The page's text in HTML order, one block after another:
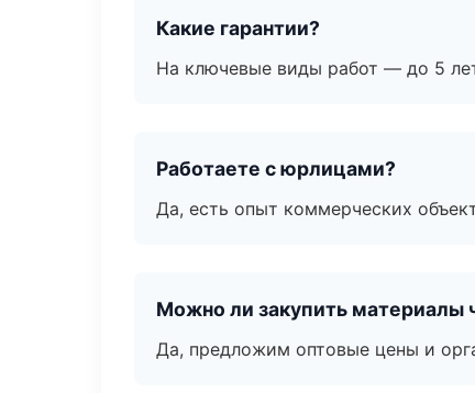
Какие гарантии?
На ключевые виды работ — до 5
Работаете с юрлицами?
Да, есть опыт коммерческих
Можно ли закупить материалы
Да, предложим оптовые цены и